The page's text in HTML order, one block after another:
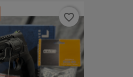
favorite_border